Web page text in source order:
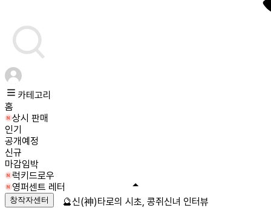
카테고리
홈
상시 판매
인기
공개예정
신규
마감임박
럭키드로우
영퍼센트 레터
창작자센터 🔮신(神)타로의 시초, 콩쥐신녀 인터뷰